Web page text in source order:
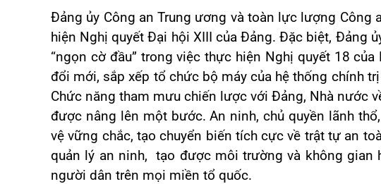
Đảng ủy Công an Trung ương và toàn lực lượng Công
hiện Nghị quyết Đại hội XIII của Đảng. Đặc biệt, Đảng
“ngọn cờ đầu” trong việc thực hiện Nghị quyết 18
đổi mới, sắp xếp tổ chức bộ máy của hệ thống chính
Chức năng tham mưu chiến lược với Đảng, Nhà nước
được nâng lên một bước. An ninh, chủ quyền lãnh
vệ vững chắc, tạo chuyển biến tích cực về trật tự an
quản lý an ninh, tạo được môi trường và không gian
người dân trên mọi miền tổ quốc.